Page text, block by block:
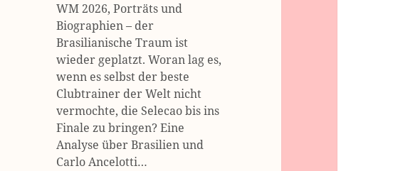
WM 2026, Porträts und
Biographien – der
Brasilianische Traum ist
wieder geplatzt. Woran lag es,
wenn es selbst der beste
Clubtrainer der Welt nicht
vermochte, die Selecao bis ins
Finale zu bringen? Eine
Analyse über Brasilien und
Carlo Ancelotti…